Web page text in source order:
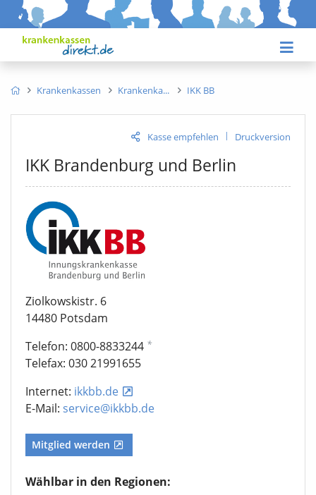
Krankenkassen Krankenka IKK BB
Kasse empfehlen | Druckversion
IKK Brandenburg und Berlin
Ziolkowskistr. 6
14480 Potsdam
Telefon: 0800-8833244 *
Telefax: 030 21991655
Internet: ikkbb.de
E-Mail: service@ikkbb.de
Mitglied werden
Wählbar in den Regionen: